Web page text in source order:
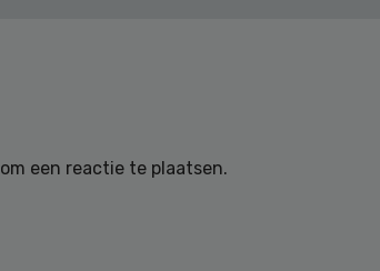
om een reactie te plaatsen.